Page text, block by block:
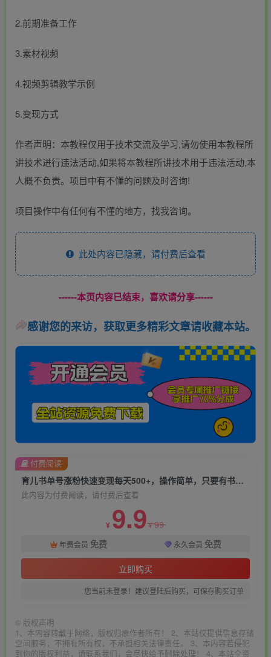
2.前期准备工作
3.素材视频
4.视频剪辑教学示例
5.变现方式
作者声明：本教程仅用于技术交流及学习,请勿使用本教程所
讲技术进行违法活动,如果将本教程所讲技术用于违法活动,本
人概不负责。项目中有不懂的问题及时咨询!
项目操作中有任何有不懂的地方，找我咨询。
此处内容已隐藏，请付费后查看
------本页内容已结束，喜欢请分享------
感谢您的来访，获取更多精彩文章请收藏本站。
育儿书单号涨粉快速变现每天500+，操作简单，只要有书，不用担心文案
此内容为付费阅读，请付费后查看
¥ 9.9¥99
年费会员 免费 永久会员 免费
立即购买
您当前未登录！建议登陆后购买，可保存购买订单
付费阅读
© 版权声明
1、本内容转载于网络，版权归原作者所有！ 2、本站仅提供信息存储
空间服务，不拥有所有权，不承担相关法律责任。 3、本内容若侵犯
到你的版权利益，请联系我们，会尽快给予删除处理！ 4、本站全资